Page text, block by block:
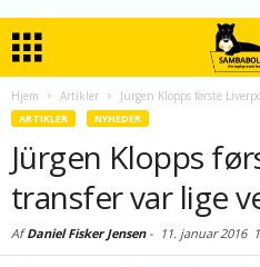
Hjem Artikler Jürgen Klopps første
ARTIKLER NYHEDER
Jürgen Klopps
transfer var lige
AfDaniel Fisker Jensen- 11. januar 2016